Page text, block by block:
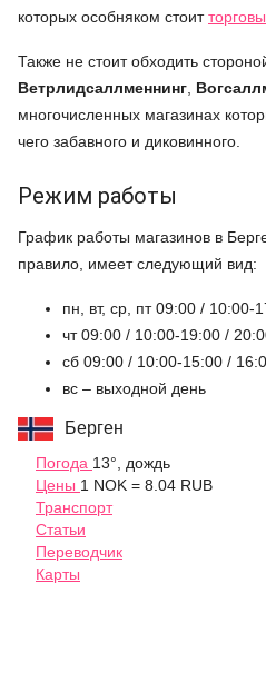
которых особняком стоит
Также не стоит обходить
Ветрлидсаллменнинг
многочисленных магазинах
чего забавного и диковинного.
Режим работы
График работы магазинов в
правило, имеет следующий вид:
пн, вт, ср, пт 09:00 / 10:00-
чт 09:00 / 10:00-19:00 /
сб 09:00 / 10:00-15:00 /
вс – выходной день
Берген
Погода 13°, дождь
Цены 1 NOK = 8.04 RUB
Транспорт
Статьи
Переводчик
Карты